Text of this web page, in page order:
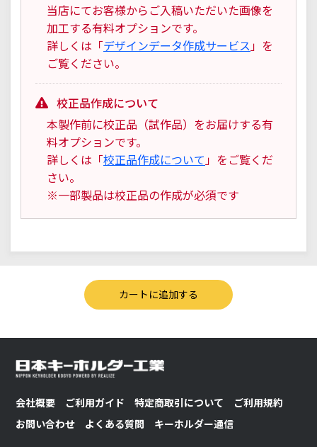
当店にてお客様からご入稿いただいた画像を
加工する有料オプションです。
詳しくは「デザインデータ作成サービス 」を
ご覧ください。
校正品作成について
本製作前に校正品（試作品）をお届けする有
料オプションです。
詳しくは「校正品作成について 」をご覧くだ
さい。
※一部製品は校正品の作成が必須です
会社概要 ご利用ガイド 特定商取引について
ご利用規約
お問い合わせ
よくある質問 キーホルダー通信